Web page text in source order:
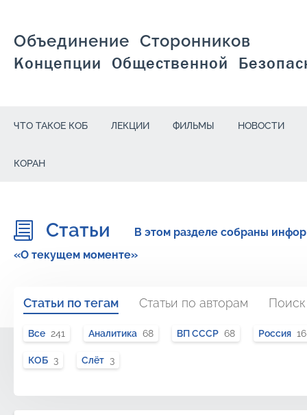
Объединение Сторонников
Концепции Общественной
ЧТО ТАКОЕ КОБ ЛЕКЦИИ ФИЛЬМЫ НОВОСТИ
КОРАН
Статьи
В этом разделе собраны
«О текущем моменте»
Статьи по тегам Статьи по авторам Поиск
Все 241 Аналитика 68 ВП СССР 68 Россия 16
КОБ 3 Слёт 3